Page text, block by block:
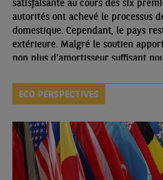
satisfaisante au cours des six
autorités ont achevé le processus
domestique. Cependant, le pays
extérieure. Malgré le soutien
non plus d’amortisseur suffisant
ECO PERSPECTIVES